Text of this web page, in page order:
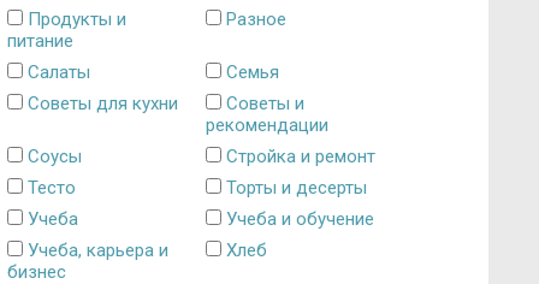
Продукты и
питание
Разное
Салаты
Семья
Советы для кухни
Советы и
рекомендации
Соусы
Стройка и ремонт
Тесто
Торты и десерты
Учеба
Учеба и обучение
Учеба, карьера и
бизнес
Хлеб